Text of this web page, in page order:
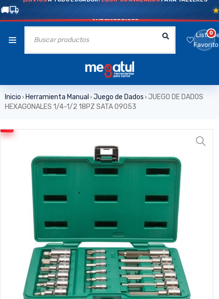
AUTOMOTRICES
Lista0
Inicio › Herramienta Manual › Juego de Dados › JUEGO DE DADOS
HEXAGONALES 1/4-1/2 18PZ SATA 09053